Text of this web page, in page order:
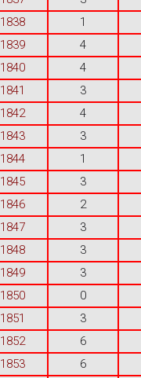
1838
1
1839
4
1840
4
1841
3
1842
4
1843
3
1844
1
1845
3
1846
2
1847
3
1848
3
1849
3
1850
0
1851
3
1852
6
1853
6